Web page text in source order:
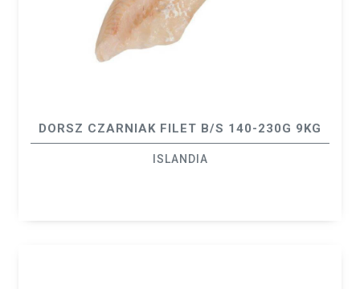
DORSZ CZARNIAK FILET B/S 140-230G 9KG
ISLANDIA